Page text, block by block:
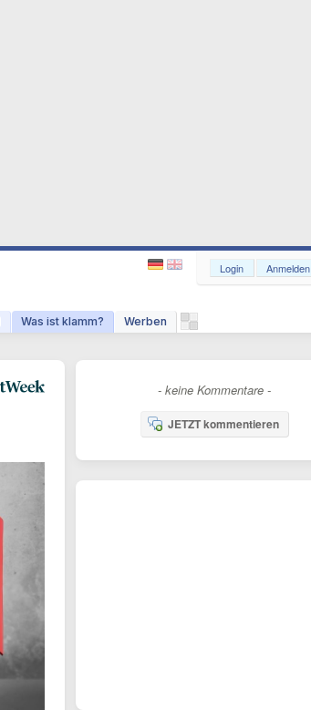
Was ist klamm? Werben
Login Anmelden
- keine Kommentare -
JETZT kommentieren